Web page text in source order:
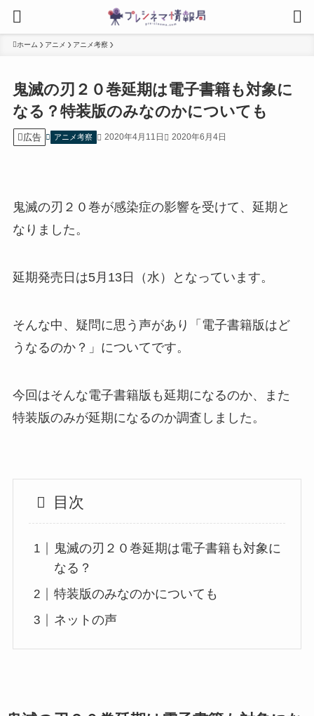
ホーム アニメ アニメ考察
鬼滅の刃２０巻延期は電子書籍も対象に
なる？特装版のみなのかについても
広告 アニメ考察 2020年4月11日 2020年6月4日
鬼滅の刃２０巻が感染症の影響を受けて、延期と
なりました。
延期発売日は5月13日（水）となっています。
そんな中、疑問に思う声があり「電子書籍版はど
うなるのか？」についてです。
今回はそんな電子書籍版も延期になるのか、また
特装版のみが延期になるのか調査しました。
目次
鬼滅の刃２０巻延期は電子書籍も対象に
なる？
特装版のみなのかについても
ネットの声